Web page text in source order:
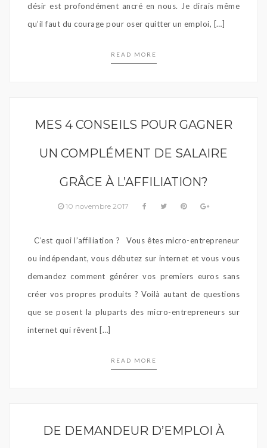
désir est profondément ancré en nous. Je dirais même
qu’il faut du courage pour oser quitter un emploi, […]
READ MORE
MES 4 CONSEILS POUR GAGNER
UN COMPLÉMENT DE SALAIRE
GRÂCE À L’AFFILIATION?
10 novembre 2017
C’est quoi l’affiliation ? Vous êtes micro-entrepreneur
ou indépendant, vous débutez sur internet et vous vous
demandez comment générer vos premiers euros sans
créer vos propres produits ? Voilà autant de questions
que se posent la pluparts des micro-entrepreneurs sur
internet qui rêvent […]
READ MORE
DE DEMANDEUR D’EMPLOI À